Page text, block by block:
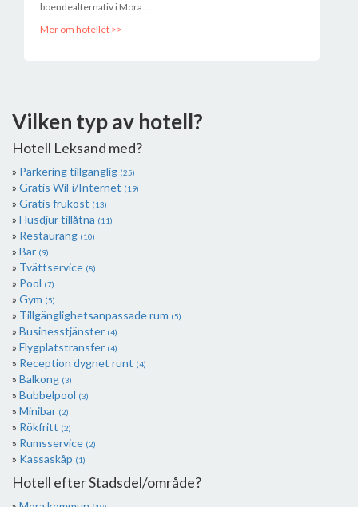
boendealternativ i Mora...
Mer om hotellet >>
Vilken typ av hotell?
Hotell Leksand med?
Parkering tillgänglig (25)
Gratis WiFi/Internet (19)
Gratis frukost (13)
Husdjur tillåtna (11)
Restaurang (10)
Bar (9)
Tvättservice (8)
Pool (7)
Gym (5)
Tillgänglighetsanpassade rum (5)
Businesstjänster (4)
Flygplatstransfer (4)
Reception dygnet runt (4)
Balkong (3)
Bubbelpool (3)
Minibar (2)
Rökfritt (2)
Rumsservice (2)
Kassaskåp (1)
Hotell efter Stadsdel/område?